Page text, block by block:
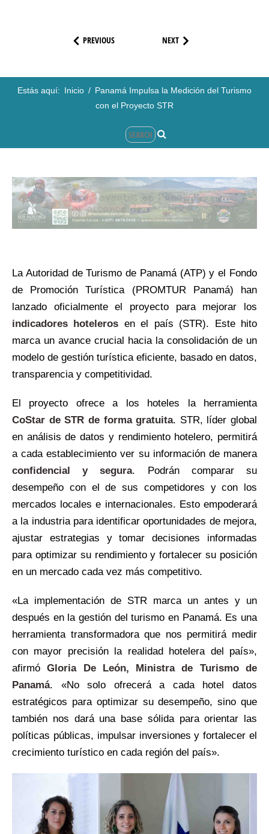
PREVIOUS NEXT
Estás aquí: Inicio / Panamá Impulsa la Medición del Turismo
con el Proyecto STR
La Autoridad de Turismo de Panamá (ATP) y el Fondo
de Promoción Turística (PROMTUR Panamá) han
lanzado oficialmente el proyecto para mejorar los
indicadores hoteleros en el país (STR). Este hito
marca un avance crucial hacia la consolidación de un
modelo de gestión turística eficiente, basado en datos,
transparencia y competitividad.
El proyecto ofrece a los hoteles la herramienta
CoStar de STR de forma gratuita. STR, líder global
en análisis de datos y rendimiento hotelero, permitirá
a cada establecimiento ver su información de manera
confidencial y segura. Podrán comparar su
desempeño con el de sus competidores y con los
mercados locales e internacionales. Esto empoderará
a la industria para identificar oportunidades de mejora,
ajustar estrategias y tomar decisiones informadas
para optimizar su rendimiento y fortalecer su posición
en un mercado cada vez más competitivo.
«La implementación de STR marca un antes y un
después en la gestión del turismo en Panamá. Es una
herramienta transformadora que nos permitirá medir
con mayor precisión la realidad hotelera del país»,
afirmóGloria De León, Ministra de Turismo de
Panamá. «No solo ofrecerá a cada hotel datos
estratégicos para optimizar su desempeño, sino que
también nos dará una base sólida para orientar las
políticas públicas, impulsar inversiones y fortalecer el
crecimiento turístico en cada región del país».